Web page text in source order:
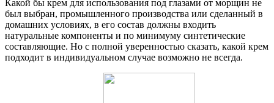
Какой бы крем для использования под глазами от морщин не
был выбран, промышленного производства или сделанный в
домашних условиях, в его состав должны входить
натуральные компоненты и по минимуму синтетические
составляющие. Но с полной уверенностью сказать, какой крем
подходит в индивидуальном случае возможно не всегда.